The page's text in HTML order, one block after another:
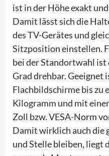
ist in der Höhe exakt
Damit lässt sich die
des TV-Gerätes und
Sitzposition einstellen.
bei der Standortwahl
Grad drehbar. Geeignet
Flachbildschirme bis zu
Kilogramm und mit
Zoll bzw. VESA-Norm
Damit wirklich auch die
und Stelle bleiben, liegt